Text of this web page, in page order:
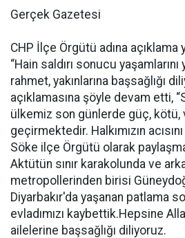
Gerçek Gazetesi
CHP İlçe Örgütü adına açıklama
“Hain saldırı sonucu
rahmet, yakınlarına başsağlığı
açıklamasına şöyle devam etti,
ülkemiz son günlerde güç, kötü,
geçirmektedir. Halkımızın
Söke ilçe Örgütü olarak
Aktütün sınır karakolunda ve
metropollerinden birisi
Diyarbakır'da yaşanan patlama
evladımızı kaybettik.Hepsine
ailelerine başsağlığı diliyoruz.